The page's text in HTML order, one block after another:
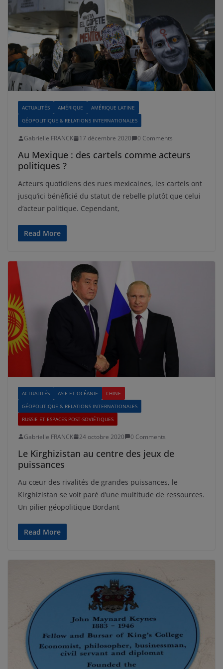
ACTUALITÉS AMÉRIQUE
AMÉRIQUE LATINE
GÉOPOLITIQUE & RELATIONS INTERNATIONALES
Gabrielle FRANCK 17 décembre 2020 0 Comments
Au Mexique : des cartels comme acteurs
politiques ?
Acteurs quotidiens des rues mexicaines, les cartels ont
jusqu’ici bénéficié du statut de rebelle plutôt que celui
d’acteur politique. Cependant,
Read More
ACTUALITÉS ASIE ET OCÉANIE
CHINE
GÉOPOLITIQUE & RELATIONS INTERNATIONALES
RUSSIE ET ESPACES POST-SOVIÉTIQUES
Gabrielle FRANCK 24 octobre 2020 0 Comments
Le Kirghizistan au centre des jeux de
puissances
Au cœur des rivalités de grandes puissances, le
Kirghizistan se voit paré d’une multitude de ressources.
Un pilier géopolitique Bordant
Read More